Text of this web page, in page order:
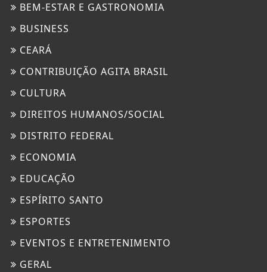
BEM-ESTAR E GASTRONOMIA
BUSINESS
CEARÁ
CONTRIBUIÇÃO AGITA BRASIL
CULTURA
DIREITOS HUMANOS/SOCIAL
DISTRITO FEDERAL
ECONOMIA
EDUCAÇÃO
ESPÍRITO SANTO
ESPORTES
EVENTOS E ENTRETENIMENTO
GERAL